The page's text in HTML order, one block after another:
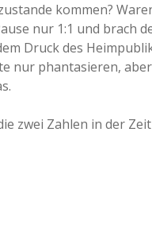
kommen?
nur 1:1 und brach
Druck des
nur phantasieren,
zwei Zahlen in der